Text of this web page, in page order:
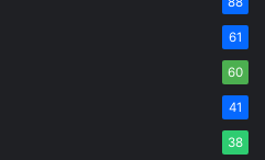
61
60
41
38